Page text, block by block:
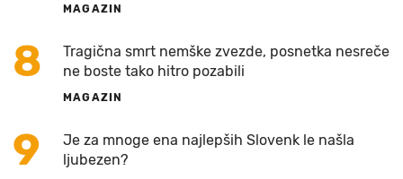
MAGAZIN
8
Tragična smrt nemške zvezde, posnetka nesreče
ne boste tako hitro pozabili
MAGAZIN
9
Je za mnoge ena najlepših Slovenk le našla
ljubezen?